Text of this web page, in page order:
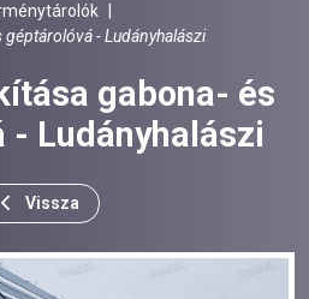
- Ludányhalászi
gabona- és
- Ludányhalászi
Vissza